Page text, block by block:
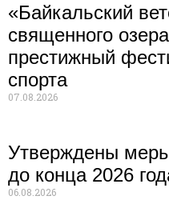
«Байкальский
священного
престижный
спорта
07.08.2026
Утверждены
до конца 2026
06.08.2026